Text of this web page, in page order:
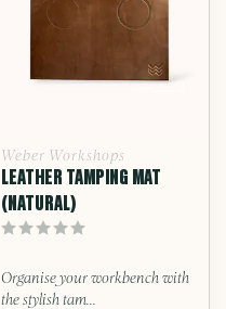
Weber Workshops
LEATHER TAMPING MAT
(NATURAL)
Organise your workbench with
the stylish tam...